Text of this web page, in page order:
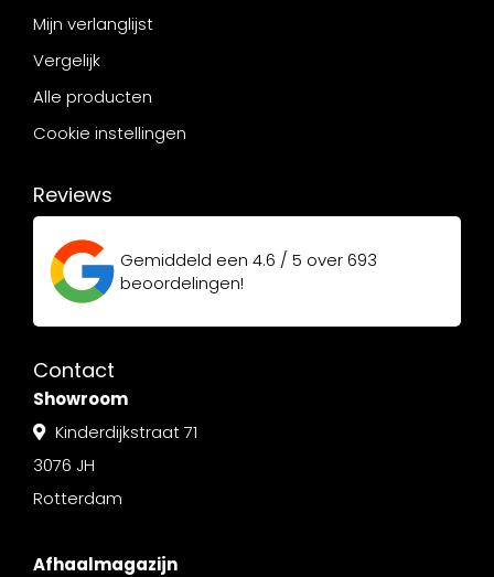
Mijn verlanglijst
Vergelijk
Alle producten
Cookie instellingen
Reviews
Gemiddeld een 4.6 / 5 over693
beoordelingen!
Contact
Showroom
Kinderdijkstraat 71
3076 JH
Rotterdam
Afhaalmagazijn